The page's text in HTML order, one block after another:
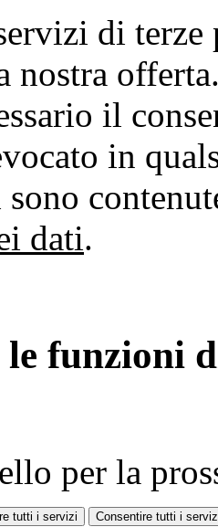
di terze
nostra
il
in
dati.
le funzioni
per la
tutti i servizi Consentire tutti i